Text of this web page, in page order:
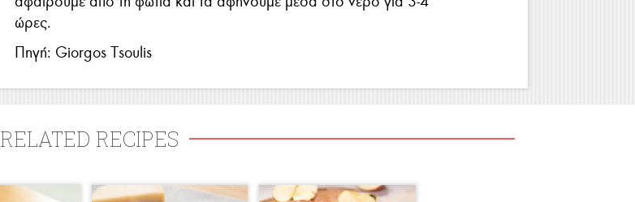
ώρες.
Πηγή: Giorgos Tsoulis
RELATED RECIPES